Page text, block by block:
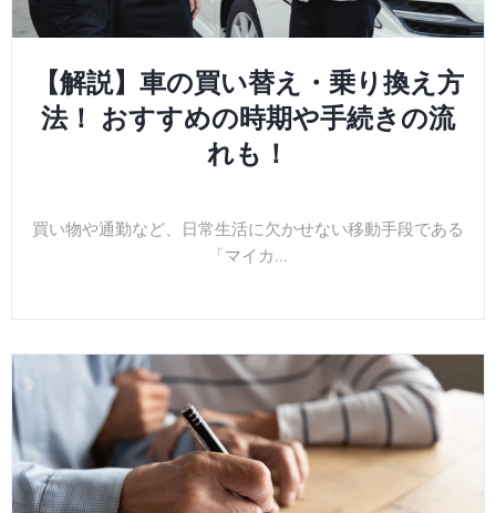
【解説】車の買い替え・乗り換え方
法！ おすすめの時期や手続きの流
れも！
買い物や通勤など、日常生活に欠かせない移動手段である
「マイカ...